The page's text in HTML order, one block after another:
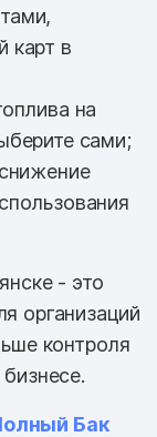
карт в
на
сами;
- это
организаций
контроля
Бак